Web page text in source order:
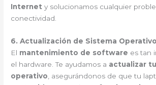
Internet y solucionamos cualquier
conectividad.
6. Actualización de Sistema Operativo
El mantenimiento de software es tan
el hardware. Te ayudamos a actualizar
operativo , asegurándonos de que tu